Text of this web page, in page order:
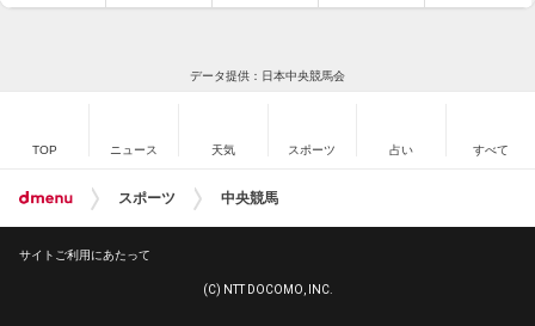
データ提供：日本中央競馬会
TOP ニュース 天気 スポーツ 占い すべて
スポーツ 中央競馬
サイトご利用にあたって
(C) NTT DOCOMO, INC.